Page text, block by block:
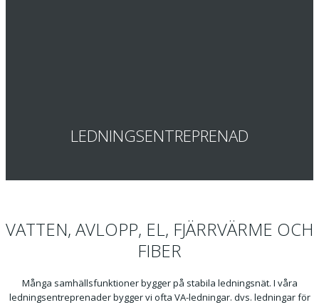
LEDNINGSENTREPRENAD
VATTEN, AVLOPP, EL, FJÄRRVÄRME OCH
FIBER
Många samhällsfunktioner bygger på stabila ledningsnät. I våra
ledningsentreprenader bygger vi ofta VA-ledningar. dvs. ledningar för